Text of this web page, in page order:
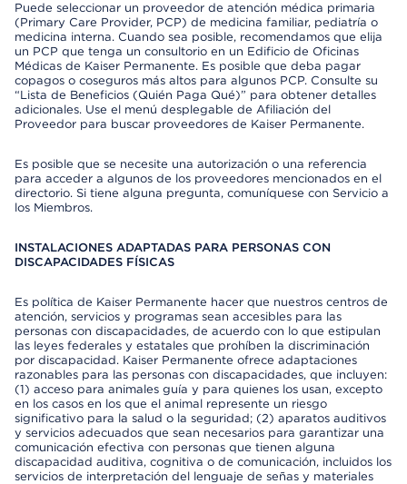
Puede seleccionar un proveedor de atención médica primaria
(Primary Care Provider, PCP) de medicina familiar, pediatría o
medicina interna. Cuando sea posible, recomendamos que elija
un PCP que tenga un consultorio en un Edificio de Oficinas
Médicas de Kaiser Permanente. Es posible que deba pagar
copagos o coseguros más altos para algunos PCP. Consulte su
“Lista de Beneficios (Quién Paga Qué)” para obtener detalles
adicionales. Use el menú desplegable de Afiliación del
Proveedor para buscar proveedores de Kaiser Permanente.
Es posible que se necesite una autorización o una referencia
para acceder a algunos de los proveedores mencionados en el
directorio. Si tiene alguna pregunta, comuníquese con Servicio a
los Miembros.
INSTALACIONES ADAPTADAS PARA PERSONAS CON
DISCAPACIDADES FÍSICAS
Es política de Kaiser Permanente hacer que nuestros centros de
atención, servicios y programas sean accesibles para las
personas con discapacidades, de acuerdo con lo que estipulan
las leyes federales y estatales que prohíben la discriminación
por discapacidad. Kaiser Permanente ofrece adaptaciones
razonables para las personas con discapacidades, que incluyen:
(1) acceso para animales guía y para quienes los usan, excepto
en los casos en los que el animal represente un riesgo
significativo para la salud o la seguridad; (2) aparatos auditivos
y servicios adecuados que sean necesarios para garantizar una
comunicación efectiva con personas que tienen alguna
discapacidad auditiva, cognitiva o de comunicación, incluidos los
servicios de interpretación del lenguaje de señas y materiales